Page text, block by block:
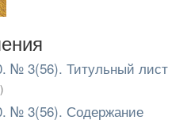
№ 3(56). Титульный лист
)
№ 3(56). Содержание